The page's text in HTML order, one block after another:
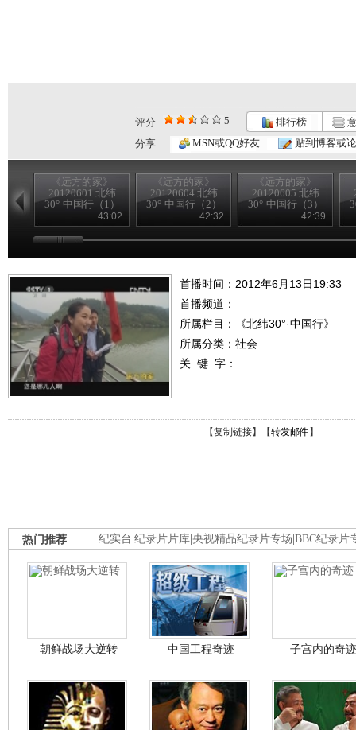
评分 5 排行榜
分享
MSN或QQ好友 贴到博客或
《远方的家》
20120601 北纬
30°·中国行（1）
43:02
《远方的家》
20120604 北纬
30°·中国行（2）
42:32
《远方的家》
20120605 北纬
30°·中国行（3）
42:39
首播时间：2012年6月13日19:33
首播频道：
所属栏目：
《北纬30°·中国行》
所属分类：社会
关 键 字：
【复制链接】【转发邮件 】
纪实台 纪录片片库 央视精品纪录片专场 BBC纪录片
热门推荐
朝鲜战场大逆转 中国工程奇迹 子宫内的奇迹